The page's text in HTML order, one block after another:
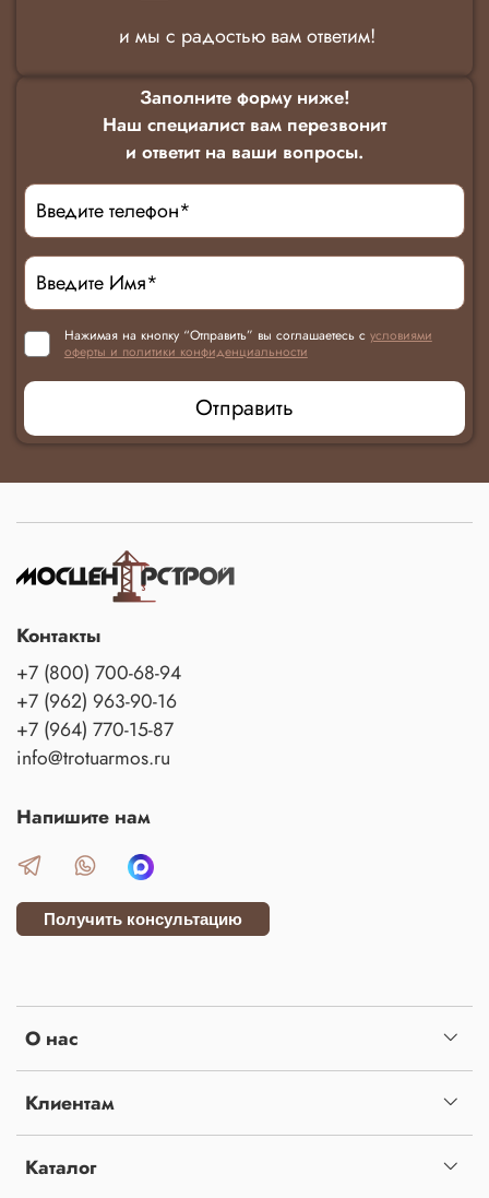
и мы с радостью вам ответим!
Заполните форму ниже!
Наш специалист вам перезвонит
и ответит на ваши вопросы.
Нажимая на кнопку “Отправить” вы соглашаетесь с условиями
оферты и политики конфиденциальности
Отправить
О нас
Клиентам
Каталог
Контакты
+7 (800) 700-68-94
+7 (962) 963-90-16
+7 (964) 770-15-87
info@trotuarmos.ru
Напишите нам
Получить консультацию